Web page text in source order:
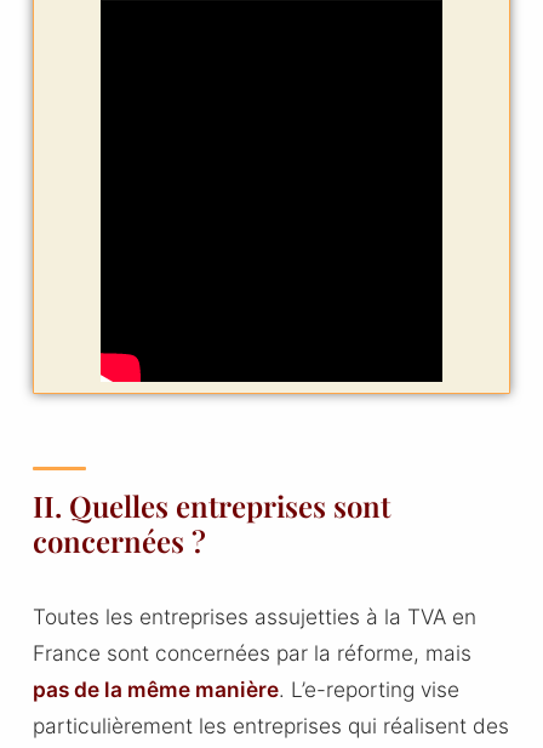
II. Quelles entreprises sont
concernées ?
Toutes les entreprises assujetties à la TVA en
France sont concernées par la réforme, mais
pas de la même manière. L’e-reporting vise
particulièrement les entreprises qui réalisent des